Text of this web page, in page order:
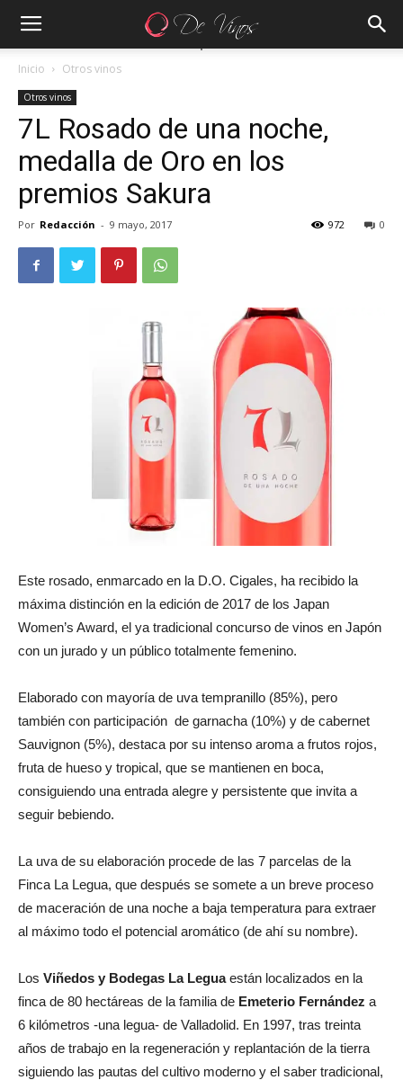
Inicio Otros vinos
Otros vinos
7L Rosado de una noche,
medalla de Oro en los
premios Sakura
Por Redacción - 9 mayo, 2017 0
972
Este rosado, enmarcado en la D.O. Cigales, ha recibido la
máxima distinción en la edición de 2017 de los Japan
Women’s Award, el ya tradicional concurso de vinos en Japón
con un jurado y un público totalmente femenino.
Elaborado con mayoría de uva tempranillo (85%), pero
también con participación de garnacha (10%) y de cabernet
Sauvignon (5%), destaca por su intenso aroma a frutos rojos,
fruta de hueso y tropical, que se mantienen en boca,
consiguiendo una entrada alegre y persistente que invita a
seguir bebiendo.
La uva de su elaboración procede de las 7 parcelas de la
Finca La Legua, que después se somete a un breve proceso
de maceración de una noche a baja temperatura para extraer
al máximo todo el potencial aromático (de ahí su nombre).
Los Viñedos y Bodegas La Leguaestán localizados en la
finca de 80 hectáreas de la familia de Emeterio Fernández a
6 kilómetros -una legua- de Valladolid. En 1997, tras treinta
años de trabajo en la regeneración y replantación de la tierra
siguiendo las pautas del cultivo moderno y el saber tradicional,